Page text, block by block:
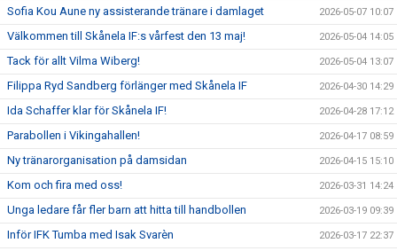
Sofia Kou Aune ny assisterande tränare i damlaget 2026-05-07 10:07
Välkommen till Skånela IF:s vårfest den 13 maj! 2026-05-04 14:05
Tack för allt Vilma Wiberg! 2026-05-04 13:07
Filippa Ryd Sandberg förlänger med Skånela IF 2026-04-30 14:29
Ida Schaffer klar för Skånela IF! 2026-04-28 17:12
Parabollen i Vikingahallen! 2026-04-17 08:59
Ny tränarorganisation på damsidan 2026-04-15 15:10
Kom och fira med oss! 2026-03-31 14:24
Unga ledare får fler barn att hitta till handbollen 2026-03-19 09:39
Inför IFK Tumba med Isak Svarèn 2026-03-17 22:37